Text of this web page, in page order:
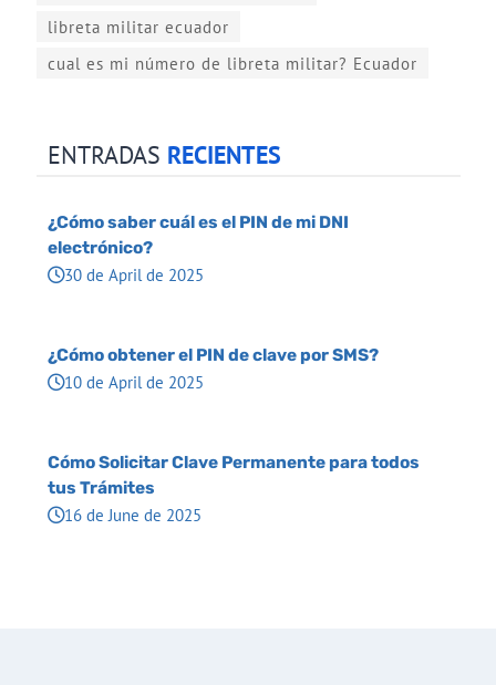
libreta militar ecuador
cual es mi número de libreta militar? Ecuador
ENTRADAS RECIENTES
¿Cómo saber cuál es el PIN de mi DNI
electrónico?
30 de April de 2025
¿Cómo obtener el PIN de clave por SMS?
10 de April de 2025
Cómo Solicitar Clave Permanente para todos
tus Trámites
16 de June de 2025